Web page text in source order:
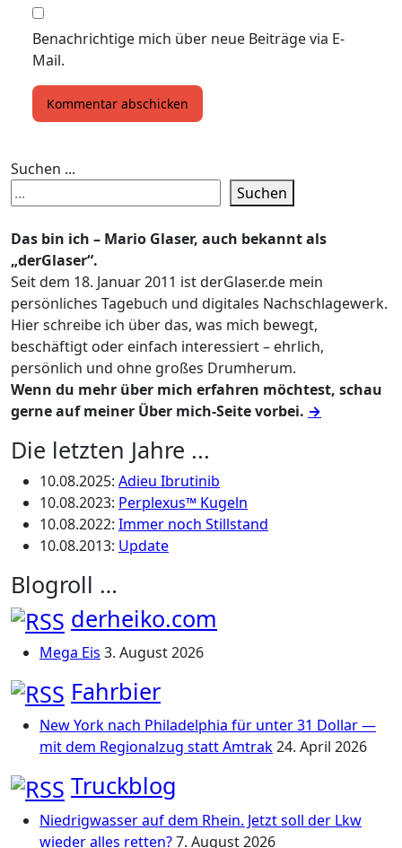
Benachrichtige mich über neue Beiträge via E-
Mail.
Suchen ...
Suchen
Das bin ich – Mario Glaser, auch bekannt als
„derGlaser“.
Seit dem 18. Januar 2011 ist derGlaser.de mein
persönliches Tagebuch und digitales Nachschlagewerk.
Hier schreibe ich über das, was mich bewegt,
beschäftigt oder einfach interessiert – ehrlich,
persönlich und ohne großes Drumherum.
Wenn du mehr über mich erfahren möchtest, schau
gerne auf meiner Über mich-Seite vorbei. →
Die letzten Jahre ...
10.08.2025: Adieu Ibrutinib
10.08.2023: Perplexus™ Kugeln
10.08.2022: Immer noch Stillstand
10.08.2013: Update
Blogroll …
derheiko.com
Mega Eis 3. August 2026
Fahrbier
New York nach Philadelphia für unter 31 Dollar —
mit dem Regionalzug statt Amtrak24. April 2026
Truckblog
Niedrigwasser auf dem Rhein. Jetzt soll der Lkw
wieder alles retten?7. August 2026